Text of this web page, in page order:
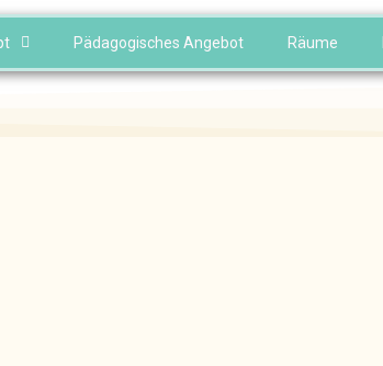
Pädagogisches Angebot Räume